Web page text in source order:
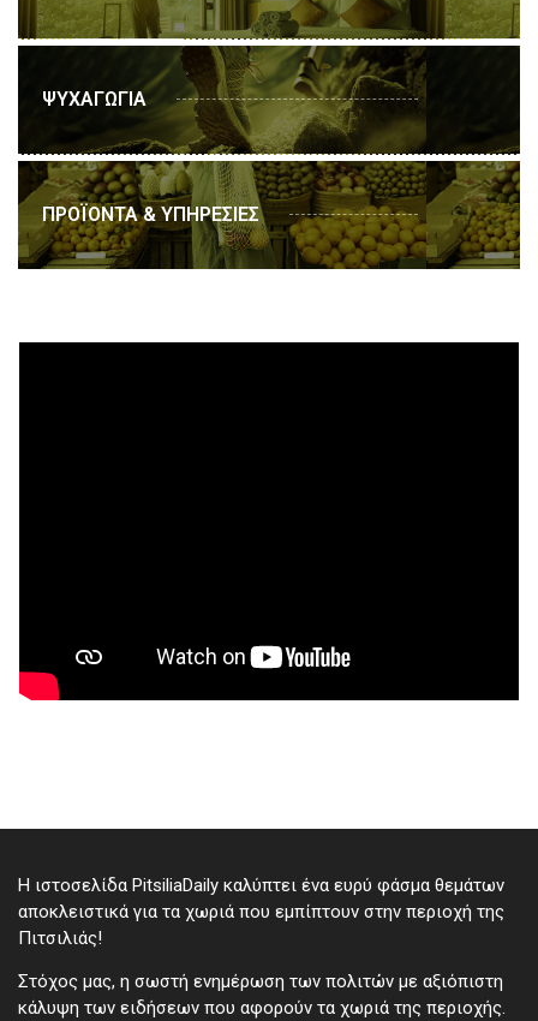
ΨΥΧΑΓΩΓΙΑ
ΠΡΟΪΟΝΤΑ & ΥΠΗΡΕΣΙΕΣ
Η ιστοσελίδα PitsiliaDaily καλύπτει ένα ευρύ φάσμα θεμάτων
αποκλειστικά για τα χωριά που εμπίπτουν στην περιοχή της
Πιτσιλιάς!
Στόχος μας, η σωστή ενημέρωση των πολιτών με αξιόπιστη
κάλυψη των ειδήσεων που αφορούν τα χωριά της περιοχής.